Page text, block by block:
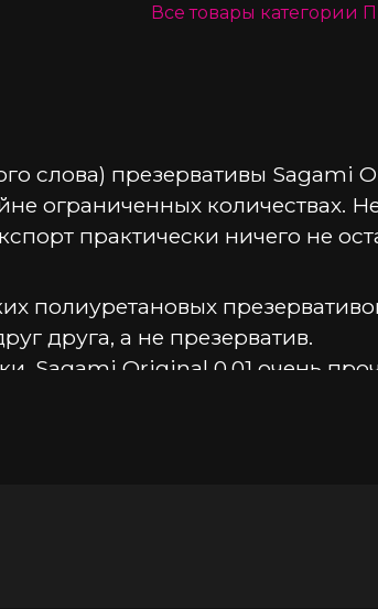
Все товары категории
слова) презервативы Sagami
ограниченных количествах.
практически ничего не
полиуретановых
друга, а не презерватив.
Sagami Original 0.01 очень
нейтральным